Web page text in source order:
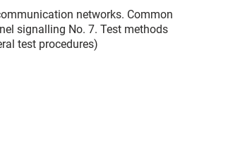
networks. Common
signalling No. 7. Test methods
test procedures)